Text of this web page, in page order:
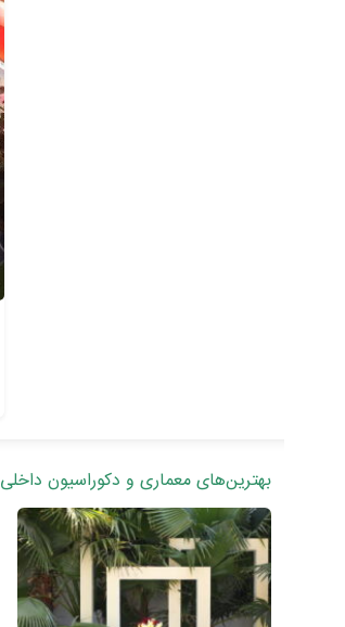
بهترین‌های معماری و دکوراسیون داخلی